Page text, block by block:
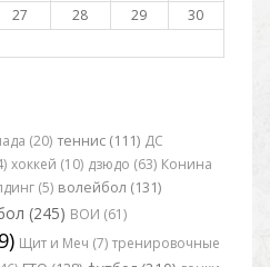
27 28 29
30
(20) теннис (111) ДС
хоккей (10) дзюдо (63) Конина
(5) волейбол (131)
(245) ВОИ (61)
Щит и Меч (7) тренировочные